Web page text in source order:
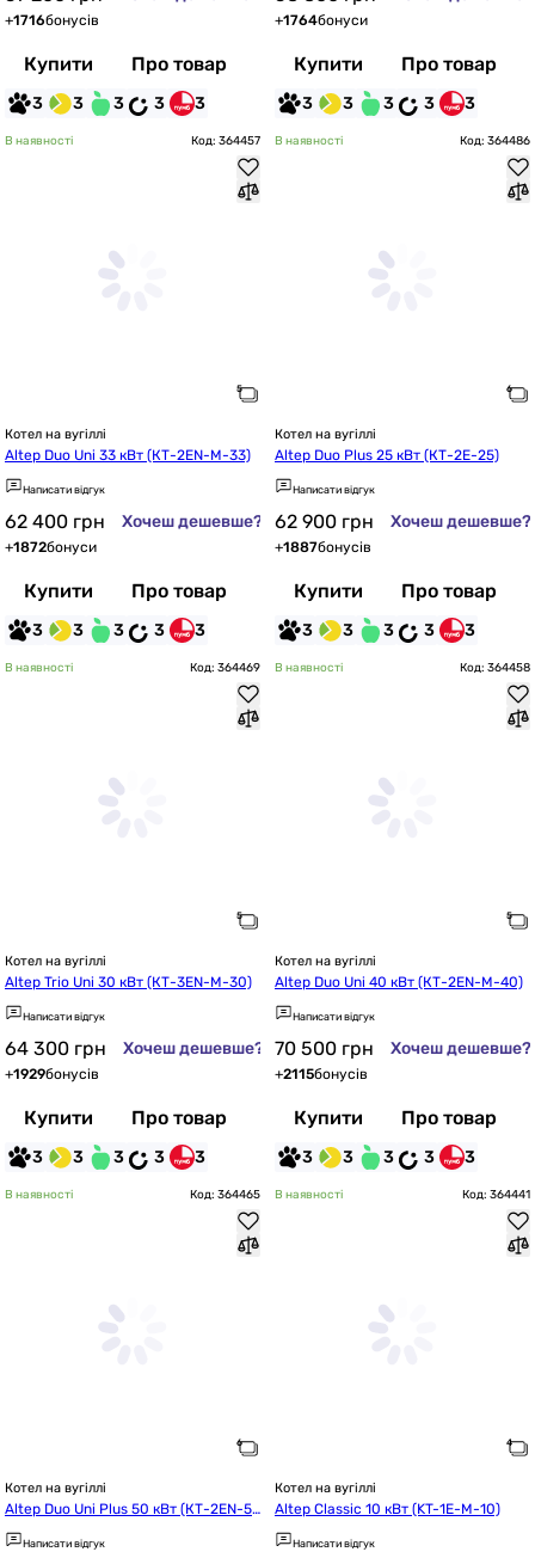
+1716бонусів
Купити Про товар
3 3 3 3 3
+1764бонуси
Купити Про товар
3 3 3 3 3
В наявності Код: 364457
Котел на вугіллі
Altep Duo Uni 33 кВт (КТ-2EN-M-33)
Написати відгук
62 400 грн Хочеш дешевше?
+1872бонуси
Купити Про товар
3 3 3 3 3
В наявності Код: 364486
Котел на вугіллі
Altep Duo Plus 25 кВт (КТ-2E-25)
Написати відгук
62 900 грн Хочеш дешевше?
+1887бонусів
Купити Про товар
3 3 3 3 3
В наявності Код: 364469
Котел на вугіллі
Altep Trio Uni 30 кВт (КТ-3EN-M-30)
Написати відгук
64 300 грн Хочеш дешевше?
+1929бонусів
Купити Про товар
3 3 3 3 3
В наявності Код: 364458
Котел на вугіллі
Altep Duo Uni 40 кВт (КТ-2EN-M-40)
Написати відгук
70 500 грн Хочеш дешевше?
+2115бонусів
Купити Про товар
3 3 3 3 3
В наявності Код: 364465
Котел на вугіллі
Altep Duo Uni Plus 50 кВт (КТ-2EN-5
0)
Написати відгук
В наявності Код: 364441
Котел на вугіллі
Altep Classic 10 кВт (KT-1E-M-10)
Написати відгук